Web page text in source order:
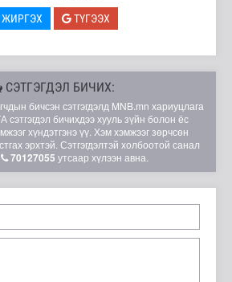
ЖИРГЭХ ТҮГЭЭХ
СЭТГЭГДЭЛ БИЧИХ:
бичсэн сэтгэгдэлд MNB.mn хариуцлага
сэтгэгдэл бичихдээ хууль зүйн болон ёс
хүндэтгэнэ үү. Хэм хэмжээг зөрчсөн
эрхтэй. Сэтгэгдэлтэй холбоотой санал
70127055 утсаар хүлээн авна.